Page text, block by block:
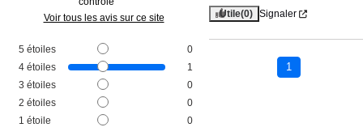
Voir tous les avis sur ce site
5 étoiles
0
4 étoiles
1
3 étoiles
0
2 étoiles
0
1 étoile 0
Utile(0) Signaler
1